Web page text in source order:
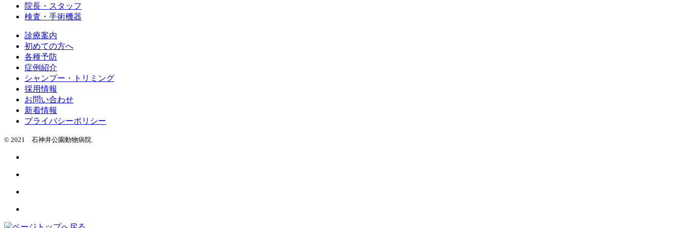
院長・スタッフ
検査・手術機器
診療案内
初めての方へ
各種予防
症例紹介
シャンプー・トリミング
採用情報
お問い合わせ
新着情報
プライバシーポリシー
© 2021 石神井公園動物病院.